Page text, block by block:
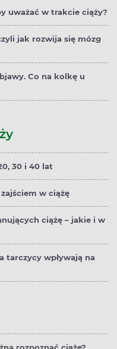
uważać w trakcie ciąży?
jak rozwija się mózg
Co na kolkę u
30 i 40 lat
w ciążę
ciążę – jakie i w
tarczycy wpływają na